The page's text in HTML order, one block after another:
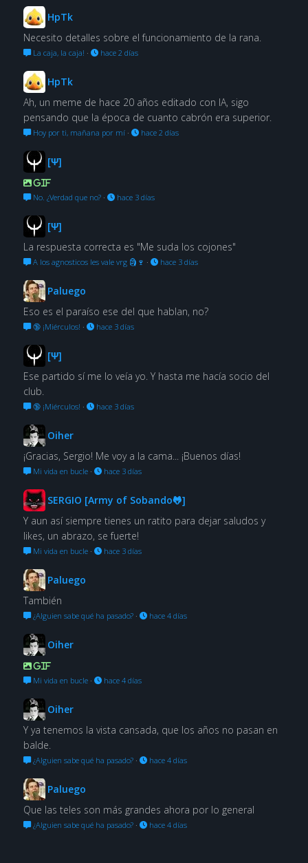
HpTk
Necesito detalles sobre el funcionamiento de la rana.
La caja, la caja! · hace 2 días
HpTk
Ah, un meme de hace 20 años editado con IA, sigo
pensando que la época de cuanto cabrón era superior.
Hoy por ti, mañana por mí· hace 2 días
[Ψ]
GIF
No. ¿Verdad que no?· hace 3 días
[Ψ]
La respuesta correcta es "Me suda los cojones"
A los agnosticos les vale vrg 🗿🍷 · hace 3 días
Paluego
Eso es el paraíso ese del que hablan, no?
🔞 ¡Miérculos! · hace 3 días
[Ψ]
Ese partido sí me lo veía yo. Y hasta me hacía socio del
club.
🔞 ¡Miérculos! · hace 3 días
Oiher
¡Gracias, Sergio! Me voy a la cama... ¡Buenos días!
Mi vida en bucle· hace 3 días
SERGIO [Army of Sobando🐸]
Y aun así siempre tienes un ratito para dejar saludos y
likes, un abrazo, se fuerte!
Mi vida en bucle· hace 3 días
Paluego
También
¿Alguien sabe qué ha pasado?· hace 4 días
Oiher
GIF
Mi vida en bucle· hace 4 días
Oiher
Y ya tenemos la vista cansada, que los años no pasan en
balde.
¿Alguien sabe qué ha pasado?· hace 4 días
Paluego
Que las teles son más grandes ahora por lo general
¿Alguien sabe qué ha pasado?· hace 4 días